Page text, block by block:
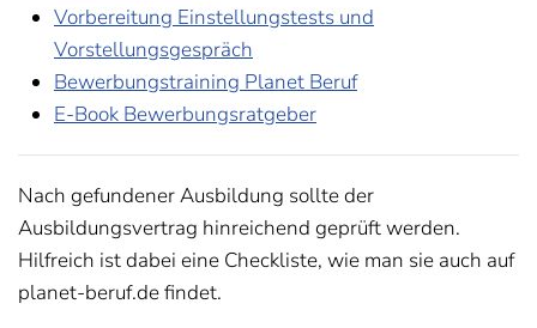
Vorbereitung Einstellungstests und
Vorstellungsgespräch
Bewerbungstraining Planet Beruf
E-Book Bewerbungsratgeber
Nach gefundener Ausbildung sollte der
Ausbildungsvertrag hinreichend geprüft werden.
Hilfreich ist dabei eine Checkliste, wie man sie auch auf
planet-beruf.de findet.